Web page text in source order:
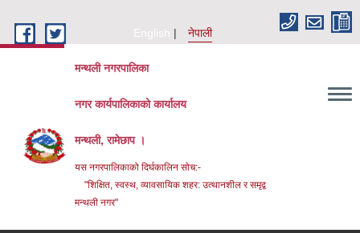
English
नेपाली
मन्थली नगरपालिका
नगर कार्यपालिकाको कार्यालय
मन्थली, रामेछाप ।
यस नगरपालिकाको दिर्घकालिन सोच:-
"शिक्षित, स्वस्थ, व्यावसायिक शहर: उत्थानशील र समृद्व
मन्थली नगर"